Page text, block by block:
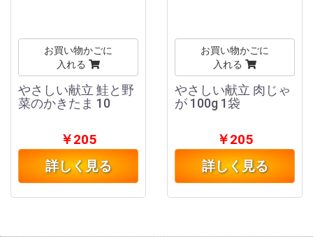
お買い物かごに
入れる
やさしい献立 鮭と野
菜のかきたま 10
￥205
詳しく見る
お買い物かごに
入れる
やさしい献立 肉じゃ
が 100g 1袋
￥205
詳しく見る